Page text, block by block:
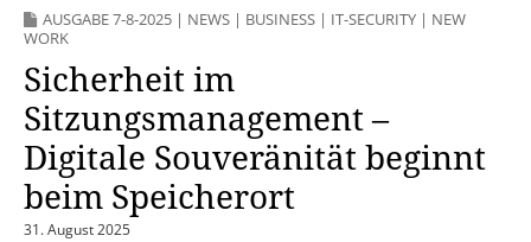
AUSGABE 7-8-2025 | NEWS | BUSINESS | IT-SECURITY | NEW
WORK
Sicherheit im
Sitzungsmanagement –
Digitale Souveränität beginnt
beim Speicherort
31. August 2025